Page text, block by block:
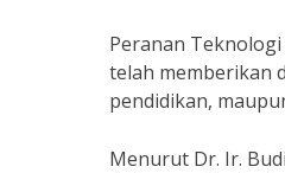
Peranan
telah memberikan
pendidikan,
Menurut Dr. Ir.